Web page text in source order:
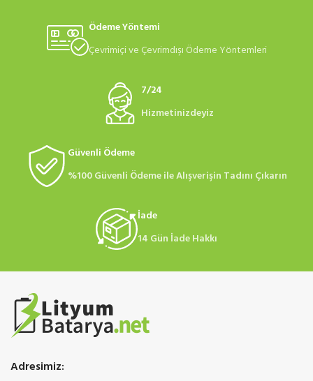
Ödeme Yöntemi
Çevrimiçi ve Çevrimdışı Ödeme Yöntemleri
7/24
Hizmetinizdeyiz
Güvenli Ödeme
%100 Güvenli Ödeme ile Alışverişin Tadını Çıkarın
İade
14 Gün İade Hakkı
Adresimiz: